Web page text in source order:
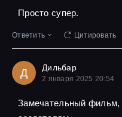
Просто супер.
Ответить Цитировать
Д Дильбар
2 января 2025 20:54
Замечательный фильм,